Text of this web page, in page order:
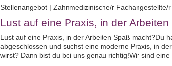
Stellenangebot | Zahnmedizinische/r
Lust auf eine Praxis, in der
Lust auf eine Praxis, in der Arbeiten Spaß macht?Du
abgeschlossen und suchst eine moderne Praxis, in
wirst? Dann bist du bei uns genau richtig!Wir sind eine